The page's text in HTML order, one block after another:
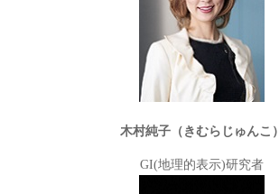
木村純子（きむらじゅんこ）
GI(地理的表示)研究者